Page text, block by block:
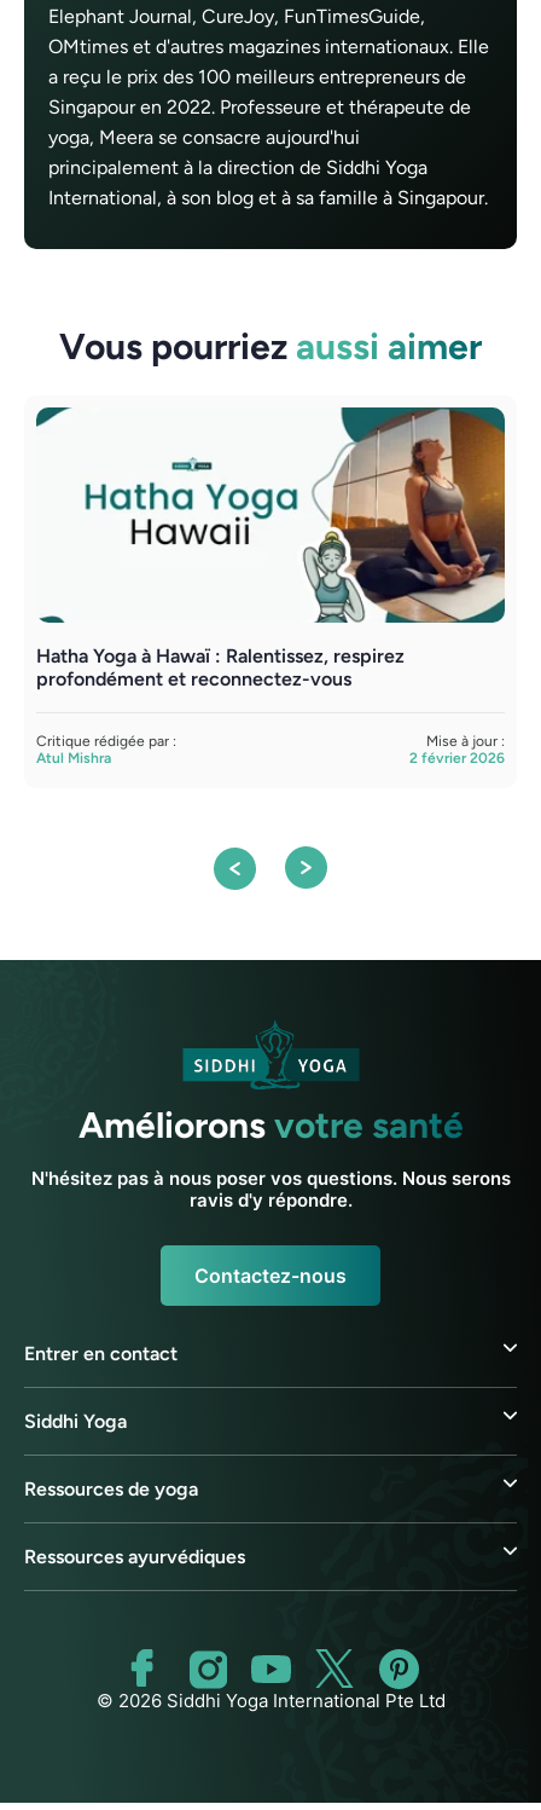
Elephant Journal, CureJoy, FunTimesGuide,
OMtimes et d'autres magazines internationaux. Elle
a reçu le prix des 100 meilleurs entrepreneurs de
Singapour en 2022. Professeure et thérapeute de
yoga, Meera se consacre aujourd'hui
principalement à la direction de Siddhi Yoga
International, à son blog et à sa famille à Singapour.
Vous pourriez aussi aimer
Hatha Yoga à Hawaï : Ralentissez, respirez
profondément et reconnectez-vous
Critique rédigée par :
Atul Mishra
Mise à jour :
2 février 2026
Amélioronsvotre santé
N'hésitez pas à nous poser vos questions. Nous serons
ravis d'y répondre.
Contactez-nous
Entrer en contact
Siddhi Yoga
Ressources de yoga
Ressources ayurvédiques
© 2026 Siddhi Yoga International Pte Ltd